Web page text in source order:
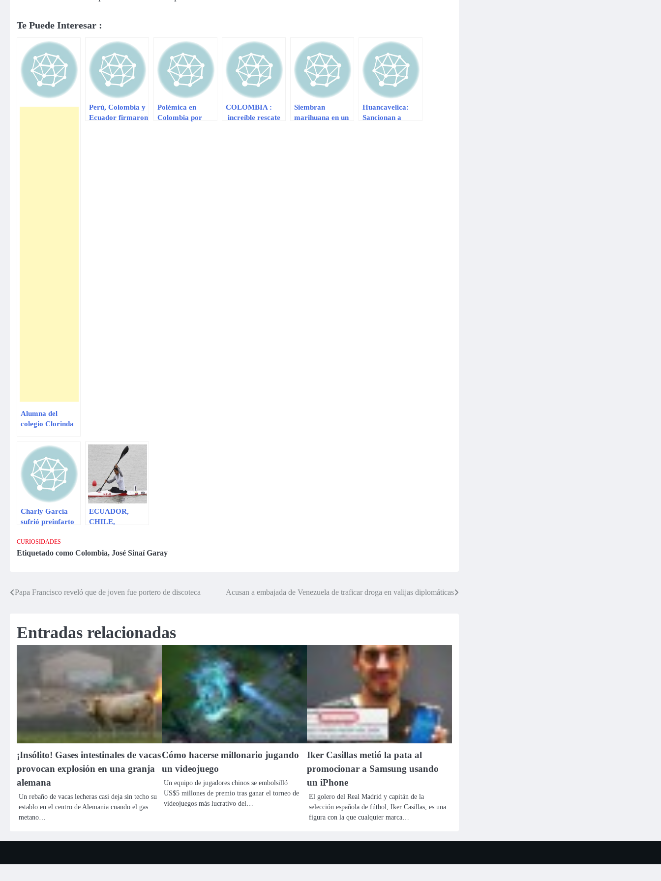
Te Puede Interesar :
Alumna del
colegio Clorinda
murió ahogada
Perú, Colombia y
Ecuador firmaron
Polémica en
Colombia por
COLOMBIA :
increíble rescate
Siembran
marihuana en un
Huancavelica:
Sancionan a
Charly García
sufrió preinfarto
ECUADOR,
CHILE,
ORO EN
CURIOSIDADES
Etiquetado como Colombia, José Sinaí Garay
Navegación
entradas
Papa Francisco reveló que de joven fue portero de discoteca Acusan a embajada de Venezuela de traficar droga en valijas diplomáticas
Entradas relacionadas
¡Insólito! Gases intestinales de vacas
provocan explosión en una granja
alemana
Un rebaño de vacas lecheras casi deja sin techo su
establo en el centro de Alemania cuando el gas
metano…
Cómo hacerse millonario jugando
un videojuego
Un equipo de jugadores chinos se embolsilló
US$5 millones de premio tras ganar el torneo de
videojuegos más lucrativo del…
Iker Casillas metió la pata al
promocionar a Samsung usando
un iPhone
El golero del Real Madrid y capitán de la
selección española de fútbol, Iker Casillas, es una
figura con la que cualquier marca…